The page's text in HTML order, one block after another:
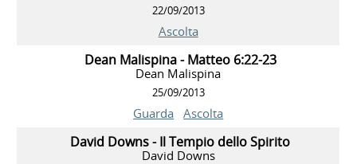
22/09/2013
Ascolta
Dean Malispina - Matteo 6:22-23
Dean Malispina
25/09/2013
Guarda Ascolta
David Downs - Il Tempio dello Spirito
David Downs